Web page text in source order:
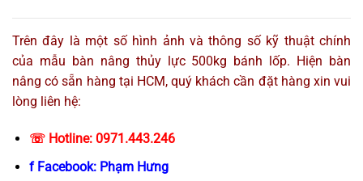
Trên đây là một số hình ảnh và thông số kỹ thuật chính
của mẫu bàn nâng thủy lực 500kg bánh lốp. Hiện bàn
nâng có sẵn hàng tại HCM, quý khách cần đặt hàng xin vui
lòng liên hệ:
☏ Hotline: 0971.443.246
f Facebook: Phạm Hưng